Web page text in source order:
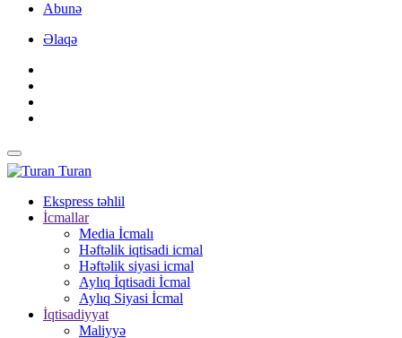
Abunə
Əlaqə
Turan
Ekspress təhlil
İcmallar
Media İcmalı
Həftəlik iqtisadi icmal
Həftəlik siyasi icmal
Aylıq İqtisadi İcmal
Aylıq Siyasi İcmal
İqtisadiyyat
Maliyyə